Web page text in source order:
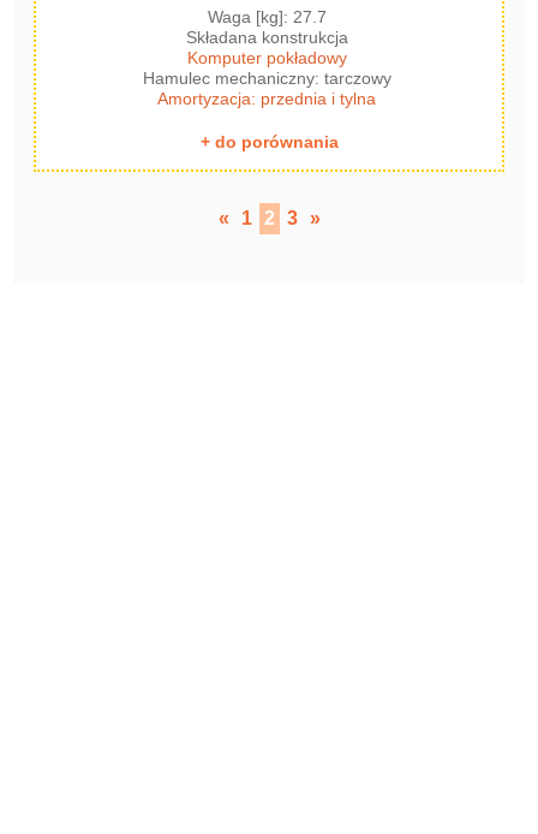
Waga [kg]: 27.7
Składana konstrukcja
Komputer pokładowy
Hamulec mechaniczny: tarczowy
Amortyzacja: przednia i tylna
+ do porównania
« 1 2 3 »